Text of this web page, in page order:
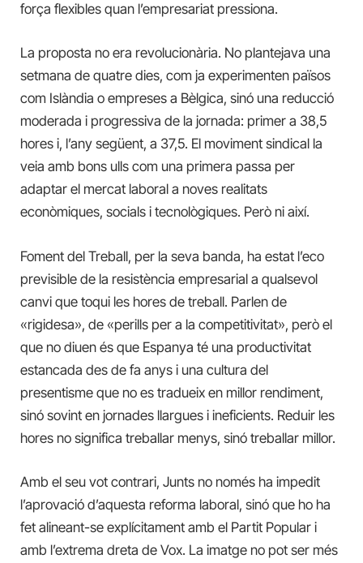
força flexibles quan l’empresariat pressiona.
La proposta no era revolucionària. No plantejava una
setmana de quatre dies, com ja experimenten països
com Islàndia o empreses a Bèlgica, sinó una reducció
moderada i progressiva de la jornada: primer a 38,5
hores i, l’any següent, a 37,5. El moviment sindical la
veia amb bons ulls com una primera passa per
adaptar el mercat laboral a noves realitats
econòmiques, socials i tecnològiques. Però ni així.
Foment del Treball, per la seva banda, ha estat l’eco
previsible de la resistència empresarial a qualsevol
canvi que toqui les hores de treball. Parlen de
«rigidesa», de «perills per a la competitivitat», però el
que no diuen és que Espanya té una productivitat
estancada des de fa anys i una cultura del
presentisme que no es tradueix en millor rendiment,
sinó sovint en jornades llargues i ineficients. Reduir les
hores no significa treballar menys, sinó treballar millor.
Amb el seu vot contrari, Junts no només ha impedit
l’aprovació d’aquesta reforma laboral, sinó que ho ha
fet alineant-se explícitament amb el Partit Popular i
amb l’extrema dreta de Vox. La imatge no pot ser més